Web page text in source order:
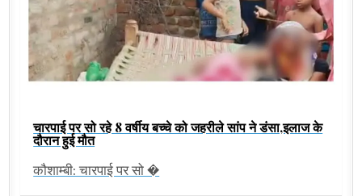
चारपाई पर सो रहे 8 वर्षीय बच्चे को जहरीले सांप ने डंसा,इलाज के
दौरान हुई मौत
कौशाम्बी: चारपाई पर सो �